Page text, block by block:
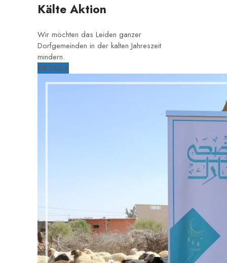
Kälte Aktion
Wir möchten das Leiden ganzer
Dorfgemeinden in der kalten Jahreszeit
mindern.
DETAILS